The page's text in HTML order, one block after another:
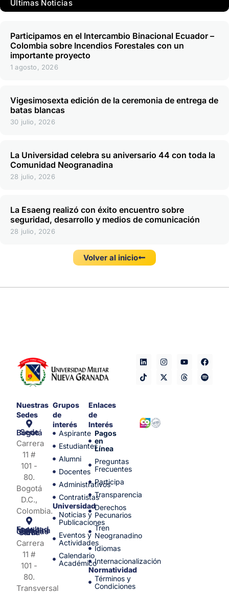
Últimas Noticias
Participamos en el Intercambio Binacional Ecuador –
Colombia sobre Incendios Forestales con un
importante proyecto
1 agosto, 2026
Vigesimosexta edición de la ceremonia de entrega de
batas blancas
30 julio, 2026
La Universidad celebra su aniversario 44 con toda la
Comunidad Neogranadina
28 julio, 2026
La Esaeng realizó con éxito encuentro sobre
seguridad, desarrollo y medios de comunicación
28 julio, 2026
Volver al inicio
Nuestras
Sedes
Sede Bogotá
Carrera
11 #
101 -
80.
Bogotá
D.C.,
Colombia.
Facultad de Medicina y Ciencias de la Salud
Carrera
11 #
101 -
80.
Transversal
Grupos
de
interés
Aspirante
Estudiantes
Alumni
Docentes
Administrativos
Contratistas
Universidad
Noticias y
Publicaciones
Eventos y
Actividades
Calendario
Académico
Enlaces
de
Interés
Pagos
en
Línea
Preguntas
Frecuentes
Participa
Transparencia
Derechos
Pecunarios
Tren
Neogranadino
Idiomas
Internacionalización
Normatividad
Términos y
Condiciones